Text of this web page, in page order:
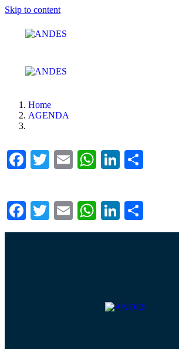
Skip to content
Home
AGENDA
Facebook
TwitterEmailWhatsApp
LinkedIn
Facebook
TwitterEmailWhatsApp
LinkedIn